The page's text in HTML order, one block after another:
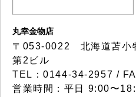
丸幸金物店
〒053-0022 北海道苫
第2ビル
TEL：0144-34-2957 /
営業時間：平日 9:00〜